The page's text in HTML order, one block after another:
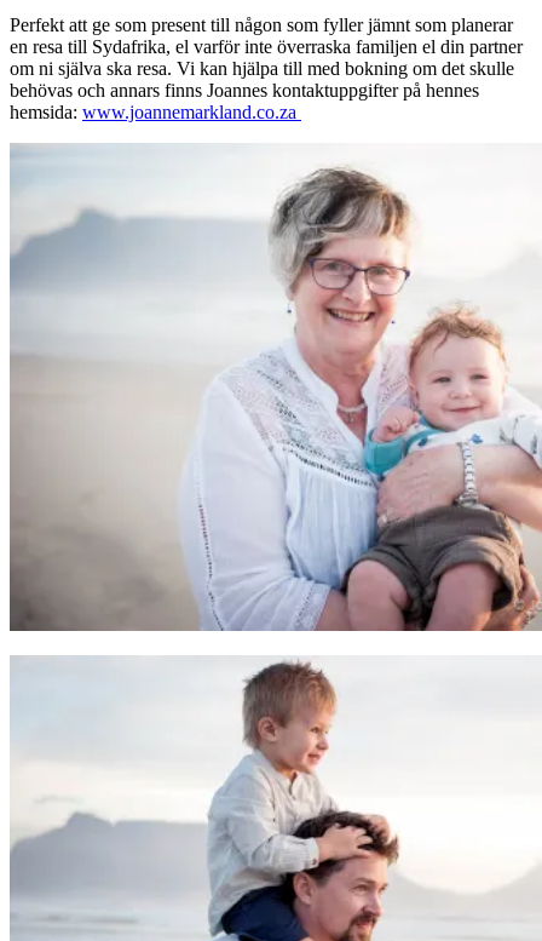
Perfekt att ge som present till någon som fyller jämnt som planerar
en resa till Sydafrika, el varför inte överraska familjen el din partner
om ni själva ska resa. Vi kan hjälpa till med bokning om det skulle
behövas och annars finns Joannes kontaktuppgifter på hennes
hemsida: www.joannemarkland.co.za